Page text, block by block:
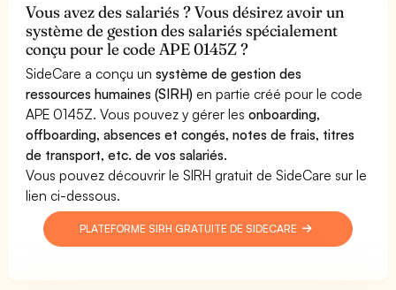
Vous avez des salariés ? Vous désirez avoir un
système de gestion des salariés spécialement
conçu pour le code APE 0145Z ?
SideCare a conçu unsystème de gestion des
ressources humaines (SIRH) en partie créé pour le code
APE 0145Z. Vous pouvez y gérer lesonboarding,
offboarding, absences et congés, notes de frais, titres
de transport, etc. de vos salariés.
Vous pouvez découvrir le SIRH gratuit de SideCare sur le
lien ci-dessous.
PLATEFORME SIRH GRATUITE DE SIDECARE